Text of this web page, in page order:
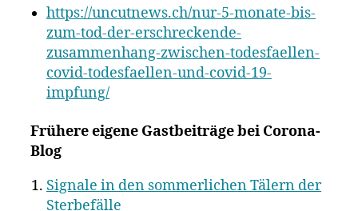
https://uncutnews.ch/nur-5-monate-bis-
zum-tod-der-erschreckende-
zusammenhang-zwischen-todesfaellen-
covid-todesfaellen-und-covid-19-
impfung/
Frühere eigene Gastbeiträge bei Corona-
Blog
Signale in den sommerlichen Tälern der
Sterbefälle